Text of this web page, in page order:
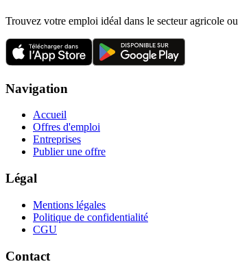
Trouvez votre emploi idéal dans le secteur agricole
Navigation
Accueil
Offres d'emploi
Entreprises
Publier une offre
Légal
Mentions légales
Politique de confidentialité
CGU
Contact